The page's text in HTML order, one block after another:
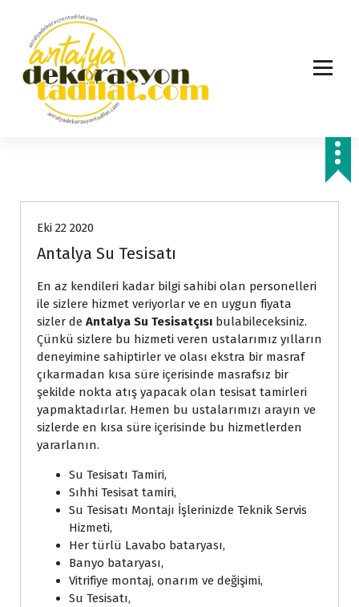
Eki 22 2020
Antalya Su Tesisatı
En az kendileri kadar bilgi sahibi olan personelleri
ile sizlere hizmet veriyorlar ve en uygun fiyata
sizler de Antalya Su Tesisatçısı bulabileceksiniz.
Çünkü sizlere bu hizmeti veren ustalarımız yılların
deneyimine sahiptirler ve olası ekstra bir masraf
çıkarmadan kısa süre içerisinde masrafsız bir
şekilde nokta atış yapacak olan tesisat tamirleri
yapmaktadırlar. Hemen bu ustalarımızı arayın ve
sizlerde en kısa süre içerisinde bu hizmetlerden
yararlanın.
Su Tesisatı Tamiri,
Sıhhi Tesisat tamiri,
Su Tesisatı Montajı İşlerinizde Teknik Servis
Hizmeti,
Her türlü Lavabo bataryası,
Banyo bataryası,
Vitrifiye montaj, onarım ve değişimi,
Su Tesisatı,